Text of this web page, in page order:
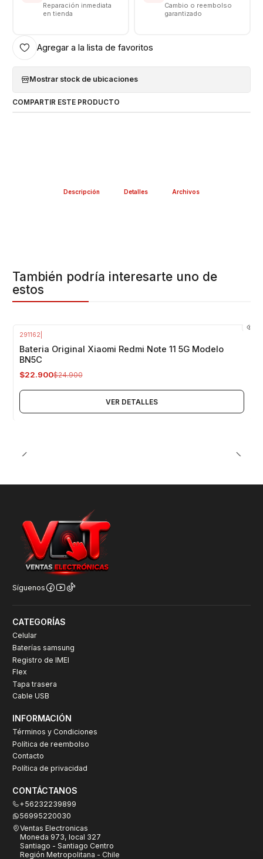
Reparación inmediata
en tienda
Cambio o reembolso
garantizado
Agregar a la lista de favoritos
Mostrar stock de ubicaciones
COMPARTIR ESTE PRODUCTO
Descripción Detalles Archivos
También podría interesarte uno de
estos
291162
Bateria Original Xiaomi Redmi Note 11 5G Modelo
BN5C
$22.900$24.900
VER DETALLES
Síguenos
CATEGORÍAS
Celular
Baterías samsung
Registro de IMEI
Flex
Tapa trasera
Cable USB
INFORMACIÓN
Términos y Condiciones
Política de reembolso
Contacto
Política de privacidad
CONTÁCTANOS
+56232239899
56995220030
Ventas Electronicas
Moneda 973, local 327
Santiago - Santiago Centro
Región Metropolitana - Chile